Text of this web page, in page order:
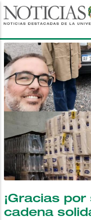
Pasar
al
principal
¡Gracias
cadena